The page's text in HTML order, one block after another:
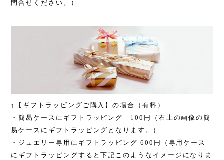
問合せください。
）
↑【ギフトラッピングご購入 】の場合（有料）
・簡易ケースにギフトラッピング 100円
（右上の画像の簡
易ケースに ギフトラッピング となります。）
・ジュエリー専用 にギフトラッピング 600 円（専用ケース
に ギフトラッピングすると下記このようなイメージになりま